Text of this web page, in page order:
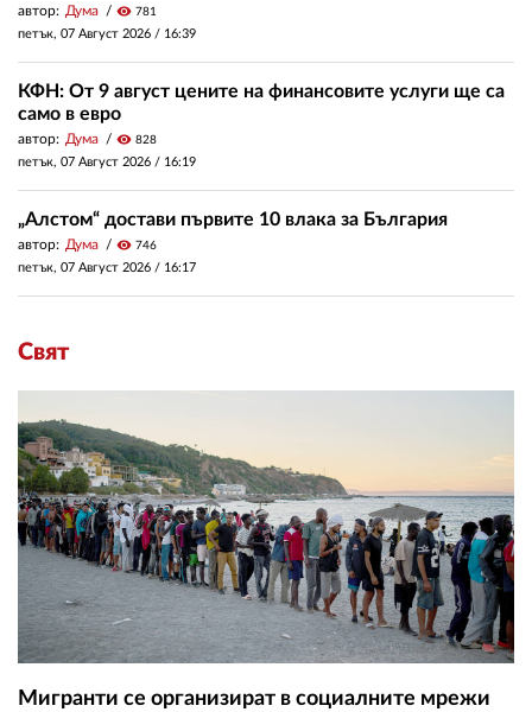
автор: Дума visibility 781
петък, 07 Август 2026 / 16:39
КФН: От 9 август цените на финансовите услуги ще са
само в евро
автор: Дума visibility 828
петък, 07 Август 2026 / 16:19
„Алстом“ достави първите 10 влака за България
автор: Дума visibility 746
петък, 07 Август 2026 / 16:17
Свят
Мигранти се организират в социалните мрежи